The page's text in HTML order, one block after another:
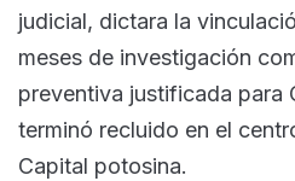
judicial, dictara la
meses de investigación
preventiva justificada para
terminó recluido en el
Capital potosina.